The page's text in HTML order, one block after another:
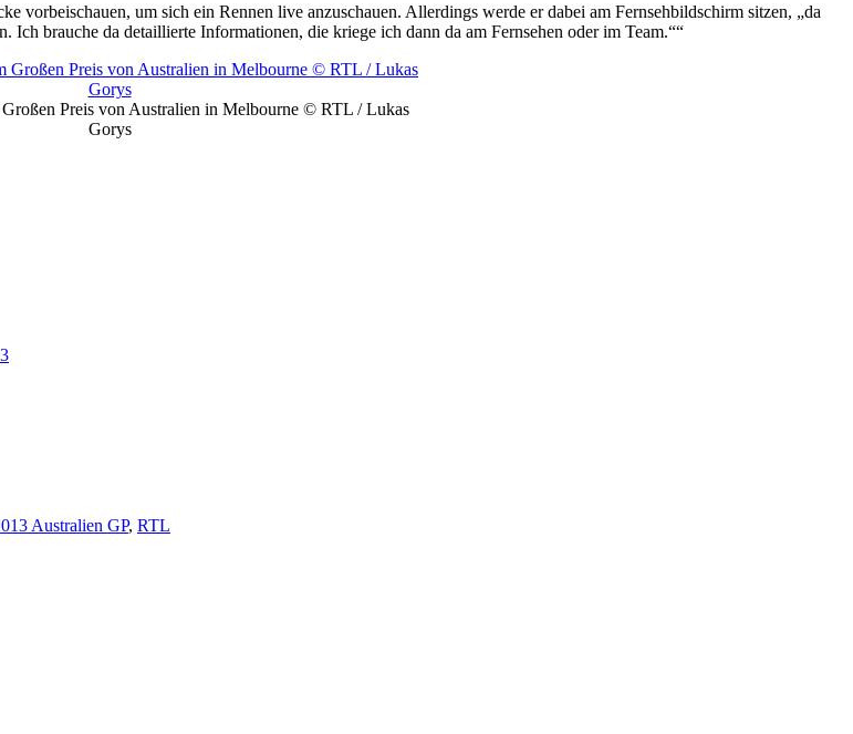
vorbeischauen, um sich ein Rennen live anzuschauen. Allerdings werde er dabei am Fernsehbildschirm sitzen, „da
brauche da detaillierte Informationen, die kriege ich dann da am Fernsehen oder im Team.““
Preis von Australien in Melbourne © RTL / Lukas
Gorys
Australien GP, RTL